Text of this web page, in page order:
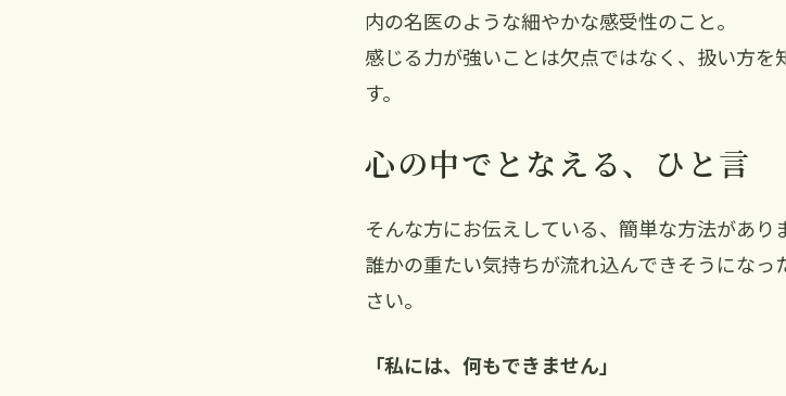
内の名医のような細やかな感受性のこと。
感じる力が強いことは欠点ではなく、扱い方を
す。
心の中でとなえる、ひと言
そんな方にお伝えしている、簡単な方法があり
誰かの重たい気持ちが流れ込んできそうにな
さい。
「私には、何もできません」